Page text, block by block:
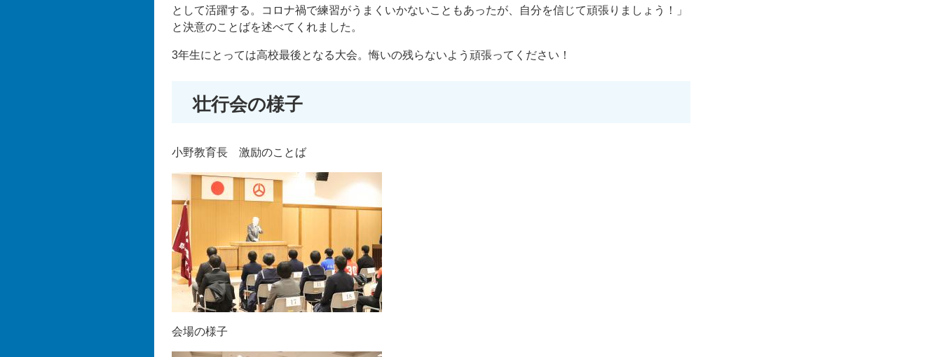
として活躍する。コロナ禍で練習がうまくいかないこともあったが、自分を信じて頑張りましょう！」
と決意のことばを述べてくれました。
3年生にとっては高校最後となる大会。悔いの残らないよう頑張ってください！
壮行会の様子
小野教育長 激励のことば
会場の様子